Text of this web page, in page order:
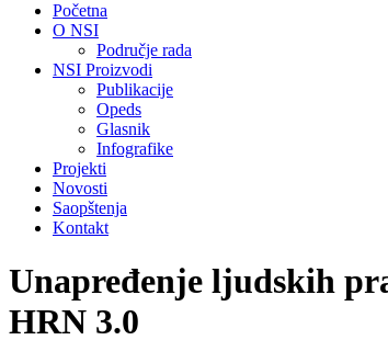
Početna
O NSI
Područje rada
NSI Proizvodi
Publikacije
Opeds
Glasnik
Infografike
Projekti
Novosti
Saopštenja
Kontakt
Unapređenje ljudskih
HRN 3.0